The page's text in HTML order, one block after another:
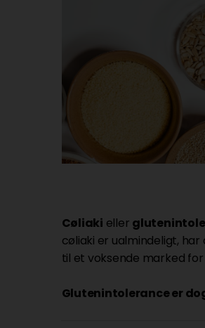
Cøliaki eller
cøliaki er ualmindeligt,
til et voksende marked
Glutenintolerance er